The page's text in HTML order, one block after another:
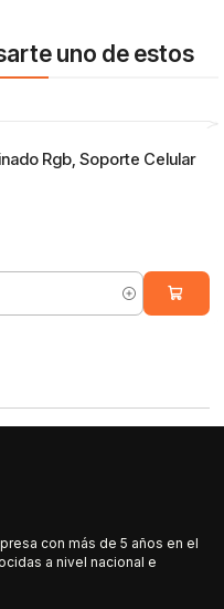
uno de estos
Rgb, Soporte Celular
con más de 5 años en el
a nivel nacional e